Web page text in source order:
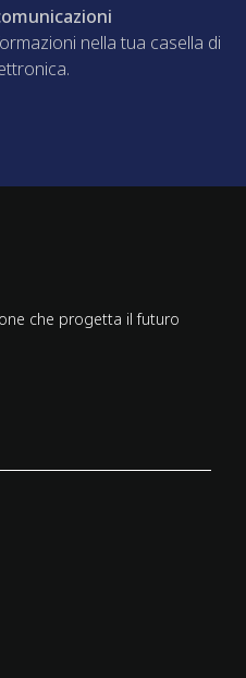
nella tua casella di
che progetta il futuro